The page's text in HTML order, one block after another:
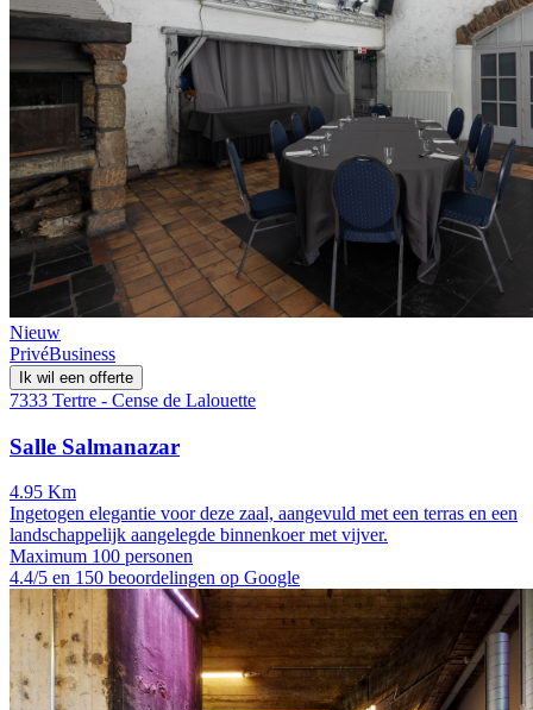
Nieuw
PrivéBusiness
Ik wil een offerte
7333 Tertre - Cense de Lalouette
Salle Salmanazar
4.95 Km
Ingetogen elegantie voor deze zaal, aangevuld met een terras en een
landschappelijk aangelegde binnenkoer met vijver.
Maximum 100 personen
4.4/5 en 150 beoordelingen op Google